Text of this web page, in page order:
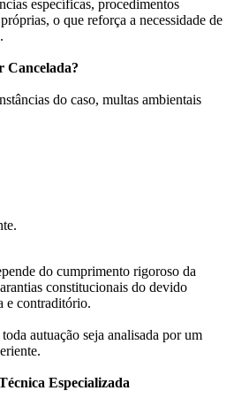
específicas, procedimentos
o que reforça a necessidade de
Cancelada?
do caso, multas ambientais
do cumprimento rigoroso da
constitucionais do devido
e contraditório.
autuação seja analisada por um
Especializada